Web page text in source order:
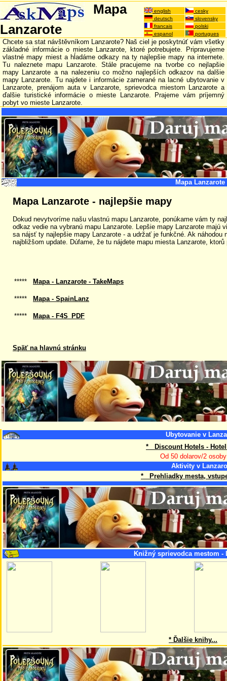
Mapa
Lanzarote
english
cesky
deutsch
slovensky
francais
polski
espanol
portugues
Chcete sa stat návštěvníkom Lanzarote? Naš ciel je poskytnúť vám všetky
základné informácie o mieste Lanzarote, ktoré potrebujete. Pripravujeme
vlastné mapy miest a hĺadáme odkazy na ty najlepšie mapy na internete.
Tu naleznete mapu Lanzarote. Stále pracujeme na tvorbe co nejlapšie
mapy Lanzarote a na nalezeniu co možno najlepších odkazov na dalšie
mapy Lanzarote. Tu najdete i informácie zamerané na lacné ubytovanie v
Lanzarote, prenájom auta v Lanzarote, sprievodca miestom Lanzarote a
ďalšie turistické informácie o mieste Lanzarote. Prajeme vám príjemný
pobyt vo mieste Lanzarote.
Mapa Lanzarote
Mapa Lanzarote - najlepšie mapy
Dokud nevytvoríme našu vlastnú mapu Lanzarote, ponúkame vám ty
odkaz vedie na vybranú mapu Lanzarote. Lepšie mapy Lanzarote majú
sa nájsť ty najlepšie mapy Lanzarote - a udržať je funkčné. Ak náhodou
najbližšom update. Dúfame, že tu nájdete mapu miesta Lanzarote, ktorů
***** Mapa - Lanzarote - TakeMaps
***** Mapa - SpainLanz
***** Mapa - F4S_PDF
Späť na hlavnú stránku
Ubytovanie v
* Discount Hotels -
Od 50 dolarov/2 osoby
Aktivity v
* Prehliadky mesta,
Knižný sprievodca mestom -
* Ďalšie knihy...